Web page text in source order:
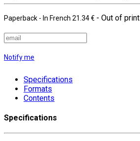
Paperback - In French 21.34 € - Out of print
Notify me
Specifications
Formats
Contents
Specifications